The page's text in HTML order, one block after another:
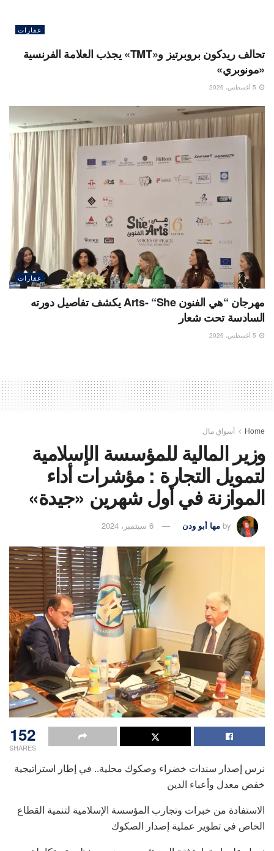
عقارات
تحالف ريدكون بروبرتيز و«TMT» يجذب العلامة الفرنسية
«مونوبري»
عقارات
مهرجان “هي الفنون Arts- “She يكشف تفاصيل دورته
السادسة تحت شعار
Home أسواق مال
وزير المالية للمؤسسة الإسلامية
لتمويل التجارة : مؤشرات أداء
الموازنة في أول شهرين «جيدة»
by مها أبو ودن 6 سبتمبر، 2024
152
SHARES
نرس إصدار سندات خضراء وصكوك محلية.. في إطار استراتيجية
خفض معدل وأعباء الدين
الاستفادة من خبرات وتجارب المؤسسة الإسلامية لتنمية القطاع
الخاص في تطوير عملية إصدار الصكوك